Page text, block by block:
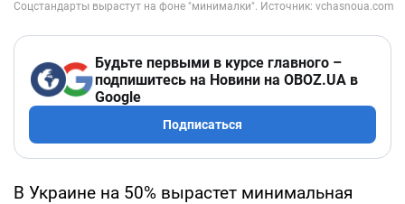
Будьте первыми в курсе главного –
подпишитесь на Новини на OBOZ.UA в
Google
Подписаться
В Украине на 50% вырастет минимальная